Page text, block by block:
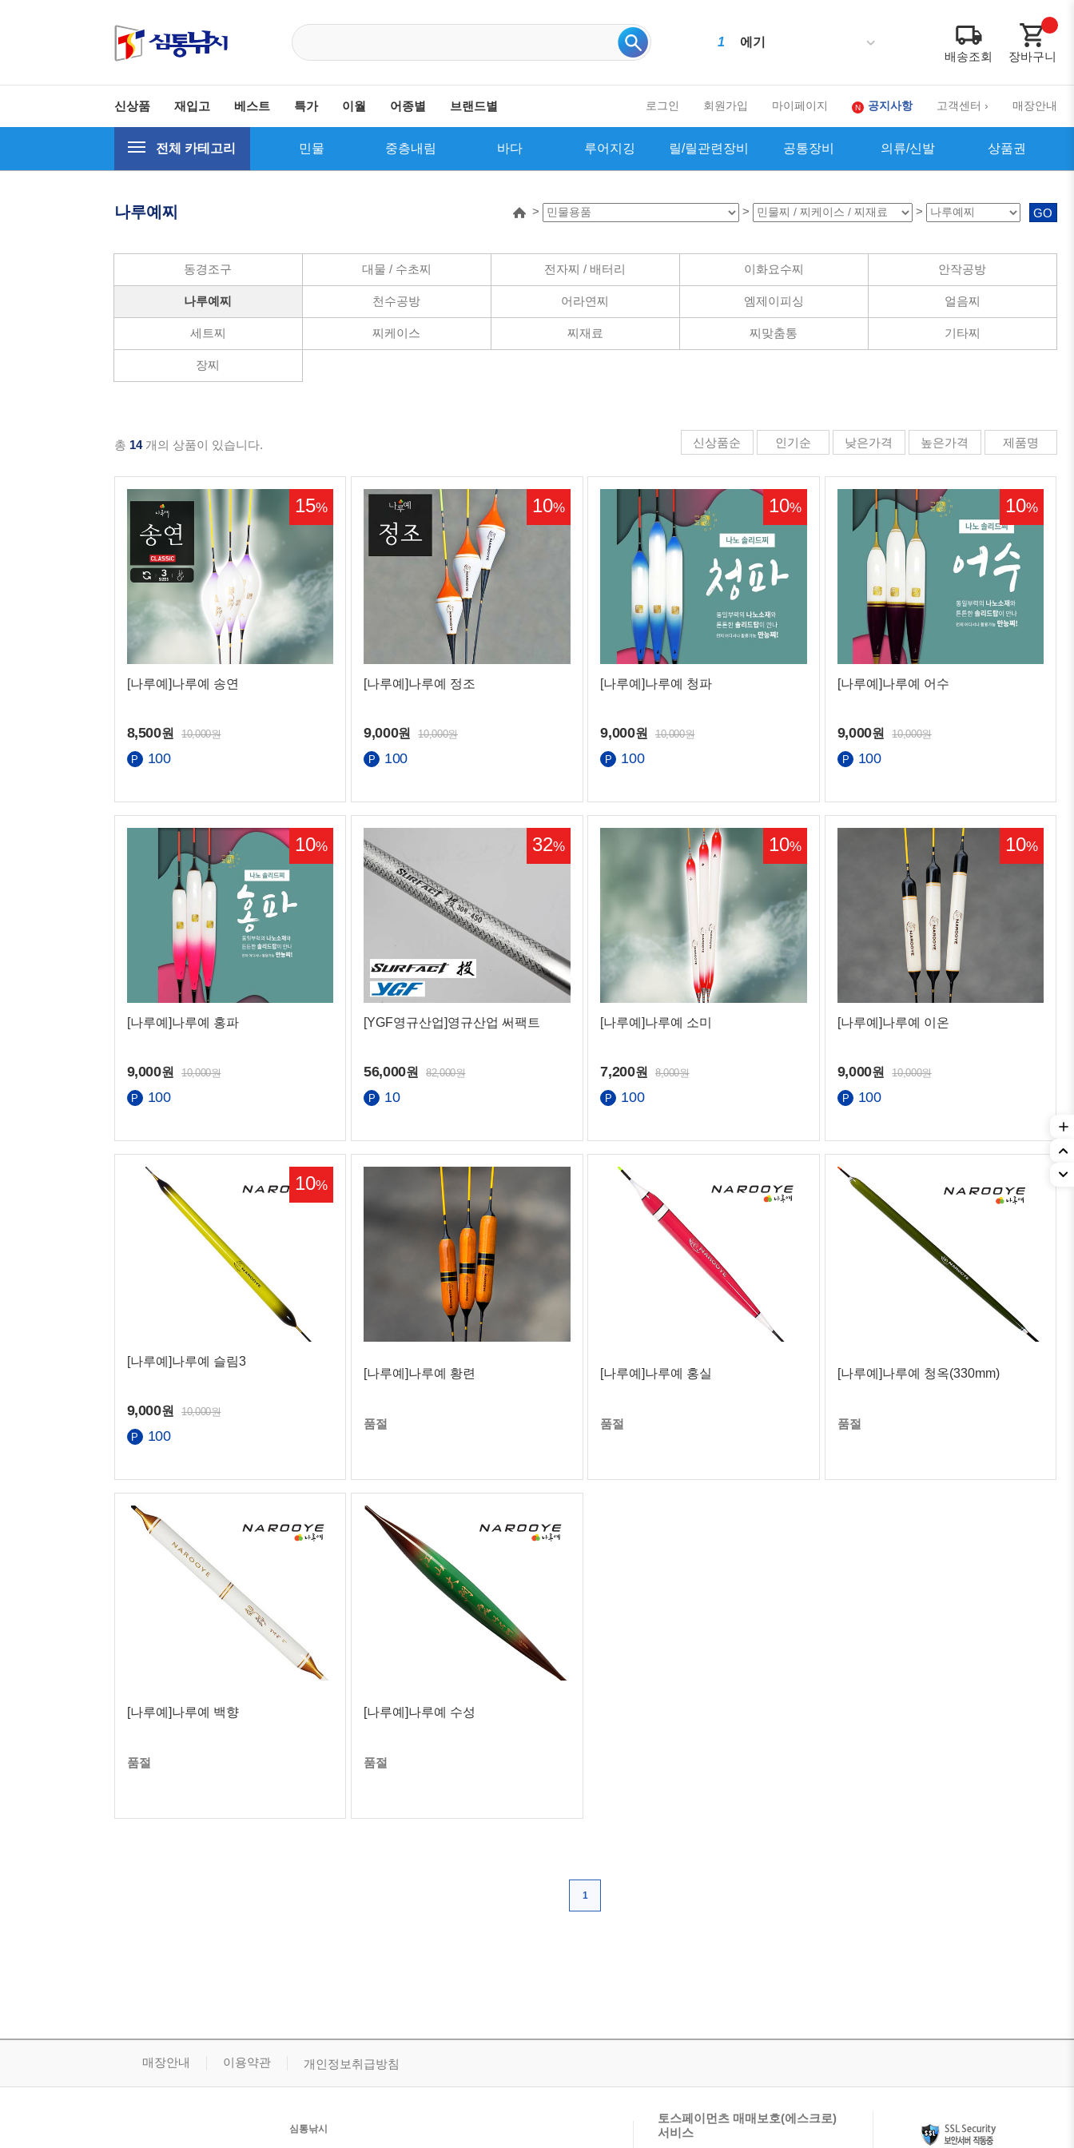
1 에기
배송조회 장바구니
신상품 재입고 베스트 특가 이월 어종별 브랜드별 로그인 회원가입 마이페이지 공지사항 고객센터 › 매장안내
전체 카테고리 민물 중층내림 바다 루어지깅 릴/릴관련장비 공통장비 의류/신발 상품권
고객센터 전화번호
맨 위로
맨 아래로
나루예찌 > > > GO
동경조구 대물 / 수초찌 전자찌 / 배터리 이화요수찌 안작공방
나루예찌 천수공방 어라연찌 엠제이피싱 얼음찌
세트찌 찌케이스 찌재료 찌맞춤통 기타찌
장찌
총 14 개의 상품이 있습니다. 신상품순 인기순 낮은가격 높은가격 제품명
[나루예]나루예 송연
8,500원 10,000원
100
15%
[나루예]나루예 정조
9,000원 10,000원
100
10%
[나루예]나루예 청파
9,000원 10,000원
100
10%
[나루예]나루예 어수
9,000원 10,000원
100
10%
[나루예]나루예 홍파
9,000원 10,000원
100
10%
[YGF영규산업]영규산업 써팩트
56,000원 82,000원
10
32%
[나루예]나루예 소미
7,200원 8,000원
100
10%
[나루예]나루예 이온
9,000원 10,000원
100
10%
[나루예]나루예 슬림3
9,000원 10,000원
100
10%
[나루예]나루예 황련
품절
[나루예]나루예 홍실
품절
[나루예]나루예 청옥(330mm)
품절
[나루예]나루예 백향
품절
[나루예]나루예 수성
품절
1
매장안내 이용약관 개인정보취급방침
심통낚시
토스페이먼츠 매매보호(에스크로)
서비스